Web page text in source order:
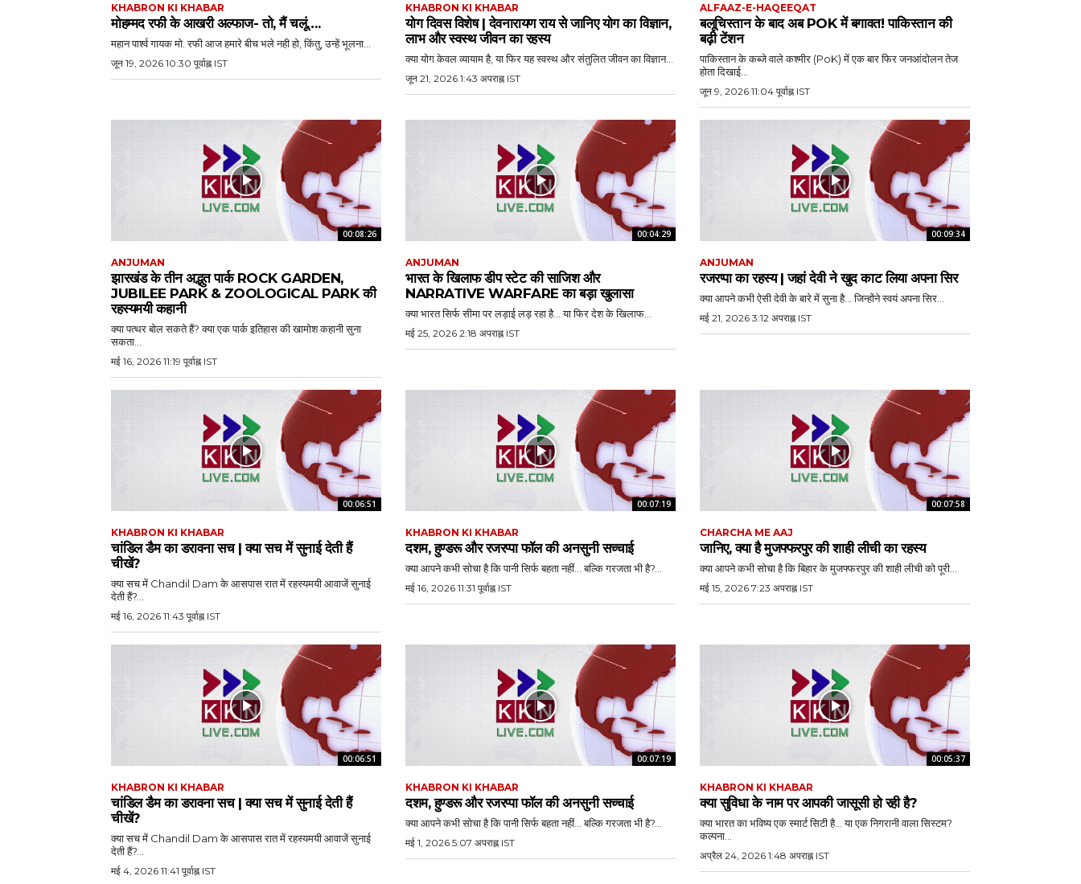
KHABRON KI KHABAR
मोहम्मद रफी के आखरी अल्फाज- तो, मैं चलूं….
महान पार्श्व गायक मो. रफी आज हमारे बीच भले नही हो, किंतु, उन्हें भूलना...
जून 19, 2026 10:30 पूर्वाह्न IST
KHABRON KI KHABAR
योग दिवस विशेष | देवनारायण राय से जानिए योग का विज्ञान,
लाभ और स्वस्थ जीवन का रहस्य
क्या योग केवल व्यायाम है, या फिर यह स्वस्थ और संतुलित जीवन का विज्ञान...
जून 21, 2026 1:43 अपराह्न IST
ALFAAZ-E-HAQEEQAT
बलूचिस्तान के बाद अब POK में बगावत! पाकिस्तान की
बढ़ी टेंशन
पाकिस्तान के कब्जे वाले कश्मीर (PoK) में एक बार फिर जनआंदोलन तेज
होता दिखाई...
जून 9, 2026 11:04 पूर्वाह्न IST
00:08:26
ANJUMAN
झारखंड के तीन अद्भुत पार्क ROCK GARDEN,
JUBILEE PARK & ZOOLOGICAL PARK की
रहस्यमयी कहानी
क्या पत्थर बोल सकते हैं? क्या एक पार्क इतिहास की खामोश कहानी सुना
सकता...
मई 16, 2026 11:19 पूर्वाह्न IST
00:04:29
ANJUMAN
भारत के खिलाफ डीप स्टेट की साजिश और
NARRATIVE WARFARE का बड़ा खुलासा
क्या भारत सिर्फ सीमा पर लड़ाई लड़ रहा है… या फिर देश के खिलाफ...
मई 25, 2026 2:18 अपराह्न IST
00:09:34
ANJUMAN
रजरप्पा का रहस्य | जहां देवी ने खुद काट लिया अपना सिर
क्या आपने कभी ऐसी देवी के बारे में सुना है… जिन्होंने स्वयं अपना सिर...
मई 21, 2026 3:12 अपराह्न IST
00:06:51
KHABRON KI KHABAR
चांडिल डैम का डरावना सच | क्या सच में सुनाई देती हैं
चीखें?
क्या सच में Chandil Dam के आसपास रात में रहस्यमयी आवाजें सुनाई
देती हैं?...
मई 16, 2026 11:43 पूर्वाह्न IST
00:07:19
KHABRON KI KHABAR
दशम, हुण्डरू और रजरप्पा फॉल की अनसुनी सच्चाई
क्या आपने कभी सोचा है कि पानी सिर्फ बहता नहीं… बल्कि गरजता भी है?...
मई 16, 2026 11:31 पूर्वाह्न IST
00:07:58
CHARCHA ME AAJ
जानिए, क्या है मुजफ्फरपुर की शाही लीची का रहस्य
क्या आपने कभी सोचा है कि बिहार के मुजफ्फरपुर की शाही लीची को पूरी...
मई 15, 2026 7:23 अपराह्न IST
00:06:51
KHABRON KI KHABAR
चांडिल डैम का डरावना सच | क्या सच में सुनाई देती हैं
चीखें?
क्या सच में Chandil Dam के आसपास रात में रहस्यमयी आवाजें सुनाई
देती हैं?...
मई 4, 2026 11:41 पूर्वाह्न IST
00:07:19
KHABRON KI KHABAR
दशम, हुण्डरू और रजरप्पा फॉल की अनसुनी सच्चाई
क्या आपने कभी सोचा है कि पानी सिर्फ बहता नहीं… बल्कि गरजता भी है?...
मई 1, 2026 5:07 अपराह्न IST
00:05:37
KHABRON KI KHABAR
क्या सुविधा के नाम पर आपकी जासूसी हो रही है?
क्या भारत का भविष्य एक स्मार्ट सिटी है… या एक निगरानी वाला सिस्टम?
कल्पना...
अप्रैल 24, 2026 1:48 अपराह्न IST